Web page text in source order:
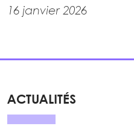
16 janvier 2026
ACTUALITÉS